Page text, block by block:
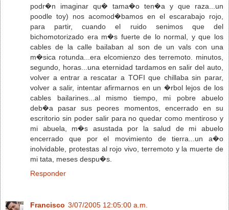
podr�n imaginar qu� tama�o ten�a y que raza...un
poodle toy) nos acomod�bamos en el escarabajo rojo,
para partir, cuando el ruido senimos que del
bichomotorizado era m�s fuerte de lo normal, y que los
cables de la calle bailaban al son de un vals con una
m�sica rotunda...era elcomienzo des terremoto. minutos,
segundo, horas...una eternidad tardamos en salir del auto,
volver a entrar a rescatar a TOFI que chillaba sin parar,
volver a salir, intentar afirmarnos en un �rbol lejos de los
cables bailarines...al mismo tiempo, mi pobre abuelo
deb�a pasar sus peores momentos, encerrado en su
escritorio sin poder salir para no quedar como mentiroso y
mi abuela, m�s asustada por la salud de mi abuelo
encerrado que por el movimiento de tierra...un a�o
inolvidable, protestas al rojo vivo, terremoto y la muerte de
mi tata, meses despu�s.
Responder
Francisco 3/07/2005 12:05:00 a.m.